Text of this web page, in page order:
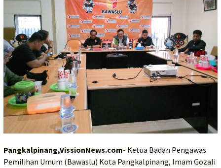
Pangkalpinang,VissionNews.com- Ketua Badan Pengawas
Pemilihan Umum (Bawaslu) Kota Pangkalpinang, Imam Gozali